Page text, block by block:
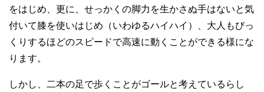
をはじめ、更に、せっかくの脚力を生かさぬ手はないと気
付いて膝を使いはじめ（いわゆるハイハイ）、大人もびっ
くりするほどのスピードで高速に動くことができる様にな
ります。
しかし、二本の足で歩くことがゴールと考えているらし